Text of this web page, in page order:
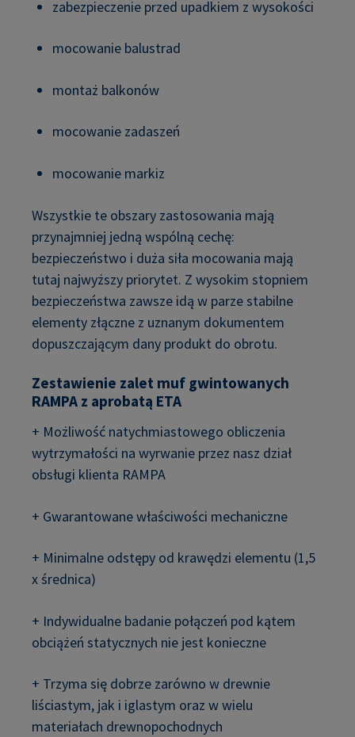
zabezpieczenie przed upadkiem z wysokości
mocowanie balustrad
montaż balkonów
mocowanie zadaszeń
mocowanie markiz
Wszystkie te obszary zastosowania mają
przynajmniej jedną wspólną cechę:
bezpieczeństwo i duża siła mocowania mają
tutaj najwyższy priorytet. Z wysokim stopniem
bezpieczeństwa zawsze idą w parze stabilne
elementy złączne z uznanym dokumentem
dopuszczającym dany produkt do obrotu.
Zestawienie zalet muf gwintowanych
RAMPA z aprobatą ETA
+ Możliwość natychmiastowego obliczenia
wytrzymałości na wyrwanie przez nasz dział
obsługi klienta RAMPA
+ Gwarantowane właściwości mechaniczne
+ Minimalne odstępy od krawędzi elementu (1,5
x średnica)
+ Indywidualne badanie połączeń pod kątem
obciążeń statycznych nie jest konieczne
+ Trzyma się dobrze zarówno w drewnie
liściastym, jak i iglastym oraz w wielu
materiałach drewnopochodnych